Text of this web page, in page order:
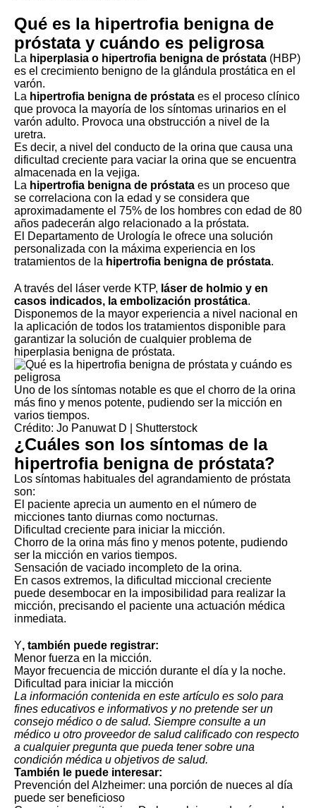
Qué es la hipertrofia benigna de
próstata y cuándo es peligrosa
La hiperplasia o hipertrofia benigna de próstata (HBP)
es el crecimiento benigno de la glándula prostática en el
varón.
La hipertrofia benigna de próstata es el proceso clínico
que provoca la mayoría de los síntomas urinarios en el
varón adulto. Provoca una obstrucción a nivel de la
uretra.
Es decir, a nivel del conducto de la orina que causa una
dificultad creciente para vaciar la orina que se encuentra
almacenada en la vejiga.
La hipertrofia benigna de próstata es un proceso que
se correlaciona con la edad y se considera que
aproximadamente el 75% de los hombres con edad de 80
años padecerán algo relacionado a la próstata.
El
Departamento de Urología le ofrece una solución
personalizada con la máxima experiencia en los
tratamientos de la hipertrofia benigna de próstata.
A través del láser verde KTP, láser de holmio y en
casos indicados, la embolización prostática.
Disponemos de la mayor experiencia a nivel nacional en
la aplicación de todos los tratamientos disponible para
garantizar la solución de cualquier problema de
hiperplasia benigna de próstata.
Uno de los síntomas notable es que el chorro de la orina
más fino y menos potente, pudiendo ser la micción en
varios tiempos.
Crédito: Jo Panuwat D | Shutterstock
¿Cuáles son los síntomas de la
hipertrofia benigna de próstata?
Los síntomas habituales del agrandamiento de próstata
son:
El paciente aprecia un aumento en el número de
micciones tanto diurnas como nocturnas.
Dificultad creciente para iniciar la micción.
Chorro de la orina más fino y menos potente, pudiendo
ser la micción en varios tiempos.
Sensación de vaciado incompleto de la orina.
En casos extremos, la dificultad miccional creciente
puede desembocar en la imposibilidad para realizar la
micción, precisando el paciente una actuación médica
inmediata.
Y, también puede registrar:
Menor fuerza en la micción.
Mayor frecuencia de micción durante el día y la noche.
Dificultad para iniciar la micción
La información contenida en este artículo es solo para
fines educativos e informativos y no pretende ser un
consejo médico o de salud. Siempre consulte a un
médico u otro proveedor de salud calificado con respecto
a cualquier pregunta que pueda tener sobre una
condición médica u objetivos de salud.
También le puede interesar:
Prevención del Alzheimer: una porción de nueces al día
puede ser beneficioso